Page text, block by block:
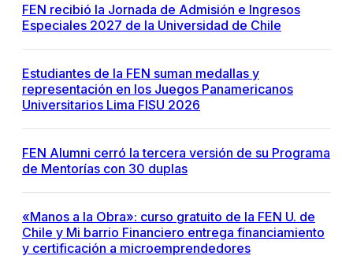
FEN recibió la Jornada de Admisión e Ingresos
Especiales 2027 de la Universidad de Chile
Estudiantes de la FEN suman medallas y
representación en los Juegos Panamericanos
Universitarios Lima FISU 2026
FEN Alumni cerró la tercera versión de su Programa
de Mentorías con 30 duplas
«Manos a la Obra»: curso gratuito de la FEN U. de
Chile y Mi barrio Financiero entrega financiamiento
y certificación a microemprendedores